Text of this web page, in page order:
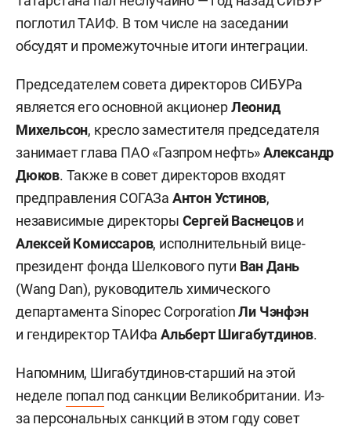
поглотил ТАИФ. В том числе на заседании
обсудят и промежуточные итоги интеграции.
Председателем совета директоров СИБУРа
является его основной акционерЛеонид
Михельсон, кресло заместителя председателя
занимает глава ПАО «Газпром нефть»Александр
Дюков. Также в совет директоров входят
предправления СОГАЗа Антон Устинов,
независимые директоры Сергей Васнецови
Алексей Комиссаров, исполнительный вице-
президент фонда Шелкового пути Ван Дань
(Wang Dan), руководитель химического
департамента Sinopec CorporationЛи Чэнфэн
и гендиректор ТАИФаАльберт Шигабутдинов.
Напомним, Шигабутдинов-старший на этой
неделе попал под санкции Великобритании. Из-
за персональных санкций в этом году совет